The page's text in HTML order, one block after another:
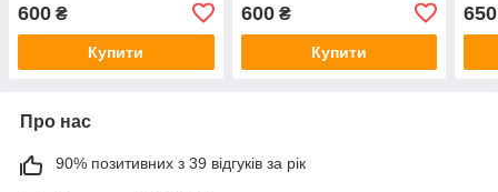
600 ₴
Купити
600₴
Купити
650
Про нас
90% позитивних з 39 відгуків за рік